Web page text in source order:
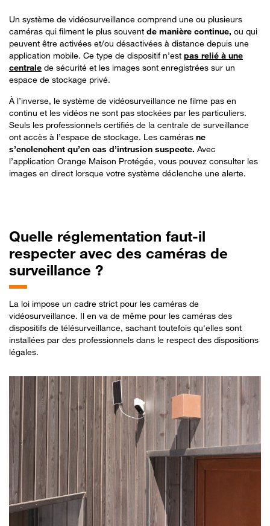
Un système de vidéosurveillance comprend une ou plusieurs
caméras qui filment le plus souvent de manière continue, ou qui
peuvent être activées et/ou désactivées à distance depuis une
application mobile. Ce type de dispositif n’est pas relié à une
centrale de sécurité et les images sont enregistrées sur un
espace de stockage privé.
À l’inverse, le système de vidéosurveillance ne filme pas en
continu et les vidéos ne sont pas stockées par les particuliers.
Seuls les professionnels certifiés de la centrale de surveillance
ont accès à l’espace de stockage. Les caméras ne
s’enclenchent qu’en cas d’intrusion suspecte. Avec
l’application Orange Maison Protégée, vous pouvez consulter les
images en direct lorsque votre système déclenche une alerte.
Quelle réglementation faut-il
respecter avec des caméras de
surveillance ?
La loi impose un cadre strict pour les caméras de
vidéosurveillance. Il en va de même pour les caméras des
dispositifs de télésurveillance, sachant toutefois qu'elles sont
installées par des professionnels dans le respect des dispositions
légales.